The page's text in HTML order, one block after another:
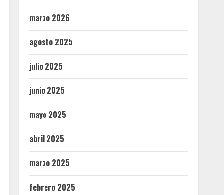
marzo 2026
agosto 2025
julio 2025
junio 2025
mayo 2025
abril 2025
marzo 2025
febrero 2025